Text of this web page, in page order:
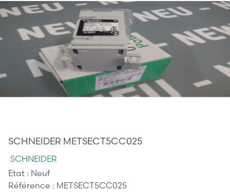
SCHNEIDER METSECT5CC025
SCHNEIDER
Etat : Neuf
Référence : METSECT5CC025